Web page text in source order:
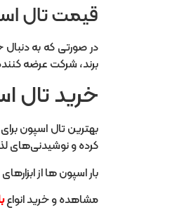
قیمت تال
در صورتی که به
برند، شرکت عرضه
خرید تال
بهترین تال اسپون
کرده و نوشیدنی‌های
بار اسپون ها از
مشاهده و خرید انواع